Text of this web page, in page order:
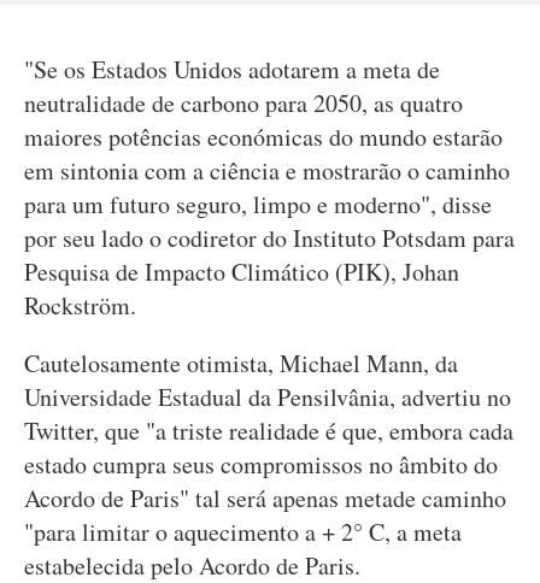
"Se os Estados Unidos adotarem a meta de
neutralidade de carbono para 2050, as quatro
maiores potências económicas do mundo estarão
em sintonia com a ciência e mostrarão o caminho
para um futuro seguro, limpo e moderno", disse
por seu lado o codiretor do Instituto Potsdam para
Pesquisa de Impacto Climático (PIK), Johan
Rockström.
Cautelosamente otimista, Michael Mann, da
Universidade Estadual da Pensilvânia, advertiu no
Twitter, que "a triste realidade é que, embora cada
estado cumpra seus compromissos no âmbito do
Acordo de Paris" tal será apenas metade caminho
"para limitar o aquecimento a + 2° C, a meta
estabelecida pelo Acordo de Paris.